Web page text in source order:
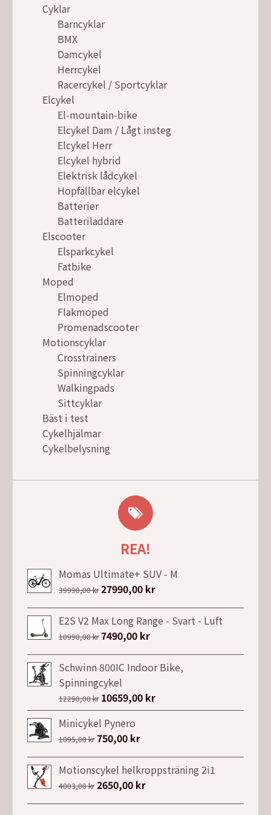
Cyklar
Barncyklar
BMX
Damcykel
Herrcykel
Racercykel / Sportcyklar
Elcykel
El-mountain-bike
Elcykel Dam / Lågt insteg
Elcykel Herr
Elcykel hybrid
Elektrisk lådcykel
Hopfällbar elcykel
Batterier
Batteriladdare
Elscooter
Elsparkcykel
Fatbike
Moped
Elmoped
Flakmoped
Promenadscooter
Motionscyklar
Crosstrainers
Spinningcyklar
Walkingpads
Sittcyklar
Bäst i test
Cykelhjälmar
Cykelbelysning
REA!
Momas Ultimate+ SUV - M
39990,00kr Det
ursprungliga
priset
var:
27990,00 krDet
nuvarande
priset
E2S V2 Max Long Range - Svart - Luft
10990,00kr Det
ursprungliga
priset
var:
10990,00 kr.
7490,00 krDet
nuvarande
priset
7490,00 kr.
Schwinn 800IC Indoor Bike,
Spinningcykel
12290,00kr Det
ursprungliga
priset
var:
12290,00 kr.
10659,00 krDet
nuvarande
10659,00 kr.
Minicykel Pynero
1095,00kr Det
ursprungliga
priset
var:
750,00 krDet
nuvarande
priset
är:
Motionscykel helkroppsträning 2i1
4003,00kr Det
ursprungliga
2650,00 krDet
nuvarande